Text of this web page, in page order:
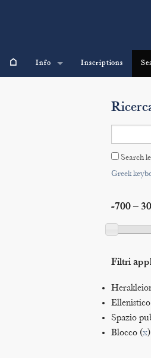
⌂ Info Inscriptions
Search
Greek
-700 –
Filtri
Spazio
Blocco (x)